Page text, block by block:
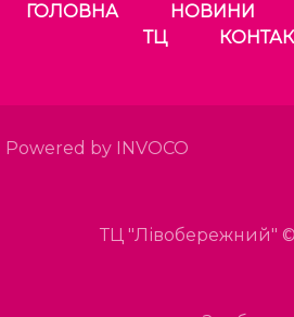
ГОЛОВНА НОВИНИ
ТЦ
Powered by INVOCO
ТЦ "Лівобережний" ©